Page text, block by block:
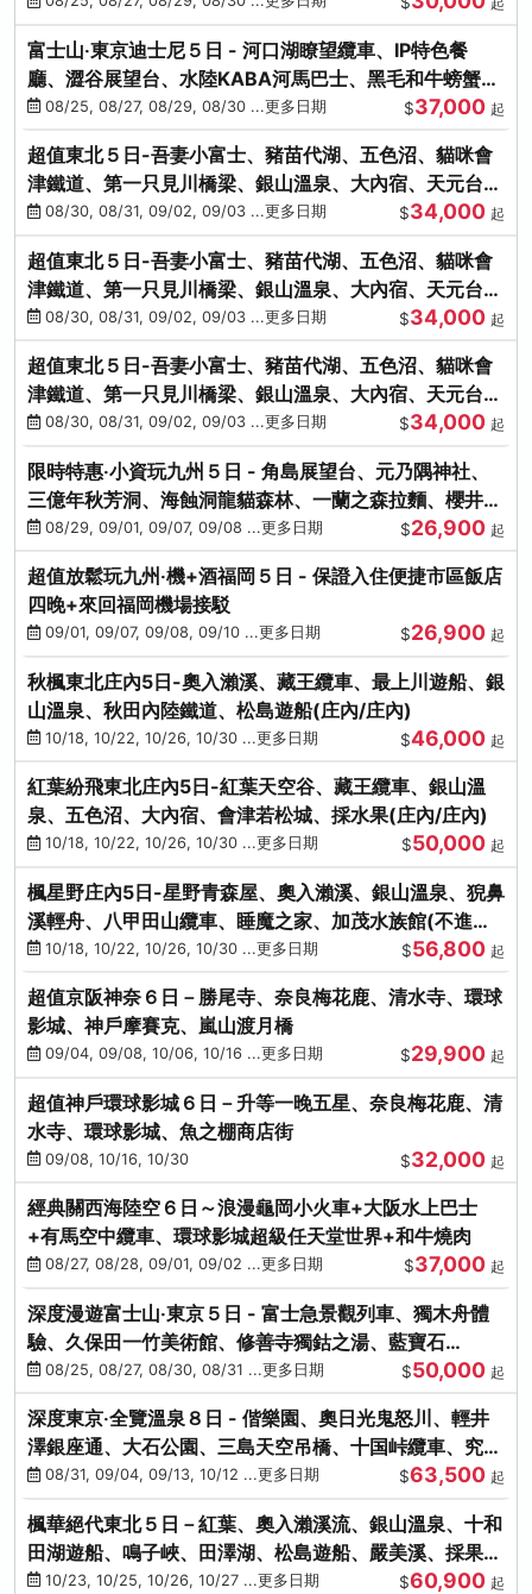
富士山‧東京迪士尼５日 - 河口湖瞭望纜車、IP特色餐
廳、澀谷展望台、水陸KABA河馬巴士、黑毛和牛螃蟹美
饌、季節採果
08/25, 08/27, 08/29, 08/30 ...更多日期 $37,000 起
超值東北５日-吾妻小富士、豬苗代湖、五色沼、貓咪會
津鐵道、第一只見川橋梁、銀山溫泉、大內宿、天元台高
原纜車
08/30, 08/31, 09/02, 09/03 ...更多日期 $34,000 起
超值東北５日-吾妻小富士、豬苗代湖、五色沼、貓咪會
津鐵道、第一只見川橋梁、銀山溫泉、大內宿、天元台高
原纜車
08/30, 08/31, 09/02, 09/03 ...更多日期 $34,000 起
超值東北５日-吾妻小富士、豬苗代湖、五色沼、貓咪會
津鐵道、第一只見川橋梁、銀山溫泉、大內宿、天元台高
原纜車
08/30, 08/31, 09/02, 09/03 ...更多日期 $34,000 起
限時特惠‧小資玩九州５日 - 角島展望台、元乃隅神社、
三億年秋芳洞、海蝕洞龍貓森林、一蘭之森拉麵、櫻井二
見浦08/29, 09/01, 09/07, 09/08 ...更多日期 $26,900 起
超值放鬆玩九州‧機+酒福岡５日 - 保證入住便捷市區飯店
四晚+來回福岡機場接駁
09/01, 09/07, 09/08, 09/10 ...更多日期 $26,900 起
秋楓東北庄內5日-奧入瀨溪、藏王纜車、最上川遊船、銀
山溫泉、秋田內陸鐵道、松島遊船(庄內/庄內)
10/18, 10/22, 10/26, 10/30 ...更多日期 $46,000 起
紅葉紛飛東北庄內5日-紅葉天空谷、藏王纜車、銀山溫
泉、五色沼、大內宿、會津若松城、採水果(庄內/庄內)
10/18, 10/22, 10/26, 10/30 ...更多日期 $50,000 起
楓星野庄內5日-星野青森屋、奧入瀨溪、銀山溫泉、猊鼻
溪輕舟、八甲田山纜車、睡魔之家、加茂水族館(不進店)
(庄內/庄內)
10/18, 10/22, 10/26, 10/30 ...更多日期 $56,800 起
超值京阪神奈６日－勝尾寺、奈良梅花鹿、清水寺、環球
影城、神戶摩賽克、嵐山渡月橋
09/04, 09/08, 10/06, 10/16 ...更多日期 $29,900 起
超值神戶環球影城６日－升等一晚五星、奈良梅花鹿、清
水寺、環球影城、魚之棚商店街
09/08, 10/16, 10/30 $32,000 起
經典關西海陸空６日～浪漫龜岡小火車+大阪水上巴士
+有馬空中纜車、環球影城超級任天堂世界+和牛燒肉
08/27, 08/28, 09/01, 09/02 ...更多日期 $37,000 起
深度漫遊富士山‧東京５日 - 富士急景觀列車、獨木舟體
驗、久保田一竹美術館、修善寺獨鈷之湯、藍寶石
SAPHIR踴子號
08/25, 08/27, 08/30, 08/31 ...更多日期 $50,000 起
深度東京‧全覽溫泉８日 - 偕樂園、奧日光鬼怒川、輕井
澤銀座通、大石公園、三島天空吊橋、十国峠纜車、究極
海鮮食べ放題
08/31, 09/04, 09/13, 10/12 ...更多日期 $63,500 起
楓華絕代東北５日－紅葉、奧入瀨溪流、銀山溫泉、十和
田湖遊船、鳴子峽、田澤湖、松島遊船、嚴美溪、採果烤
牡蠣10/23, 10/25, 10/26, 10/27 ...更多日期 $60,900 起